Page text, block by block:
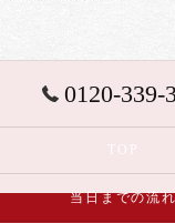
0120-339-
当日までの流